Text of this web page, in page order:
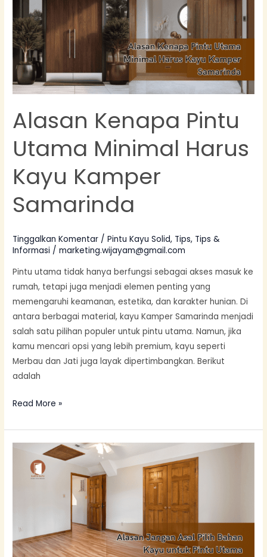
Alasan Kenapa Pintu
Utama Minimal Harus
Kayu Kamper
Samarinda
Tinggalkan Komentar /Pintu Kayu Solid, Tips, Tips &
Informasi /marketing.wijayam@gmail.com
Pintu utama tidak hanya berfungsi sebagai akses masuk ke
rumah, tetapi juga menjadi elemen penting yang
memengaruhi keamanan, estetika, dan karakter hunian. Di
antara berbagai material, kayu Kamper Samarinda menjadi
salah satu pilihan populer untuk pintu utama. Namun, jika
kamu mencari opsi yang lebih premium, kayu seperti
Merbau dan Jati juga layak dipertimbangkan. Berikut
adalah
Utama
Minimal
Harus
Kayu
Kamper
Samarinda
Read More »
Jangan
untuk
Pintu